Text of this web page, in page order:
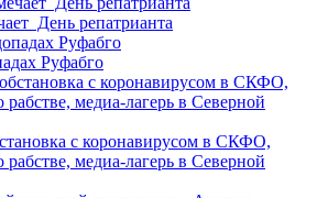
День репатрианта
Руфабго
с коронавирусом в СКФО,
медиа-лагерь в Северной